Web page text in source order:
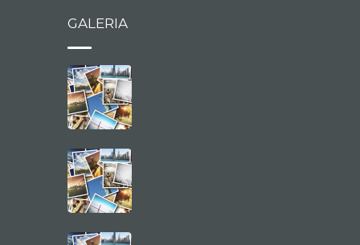
GALERIA